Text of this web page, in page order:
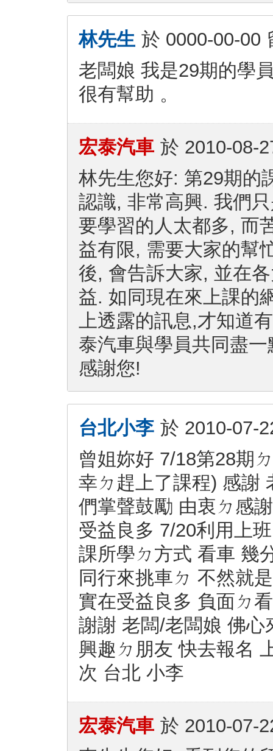
林先生 於 0000-00-00
老闆娘 我是29期的學
很有幫助 。
宏泰汽車 於 2010-08-
林先生您好: 第29期的
認識, 非常高興. 我們
要學習的人太都多, 而
益有限, 需要大家的幫
後, 會告訴大家, 並在
益. 如同現在來上課的
上透露的訊息,才知道
泰汽車與學員共同盡
感謝您!
台北小李 於 2010-07-
曾姐妳好 7/18第28期
幸ㄉ趕上了課程) 感謝
們掌聲鼓勵 由衷ㄉ感
受益良多 7/20利用上
課所學ㄉ方式 看車 幾
同行來挑車ㄉ 不然就
實在受益良多 負面ㄉ
謝謝 老闆/老闆娘 佛
興趣ㄉ朋友 快去報名
次 台北 小李
宏泰汽車 於 2010-07-